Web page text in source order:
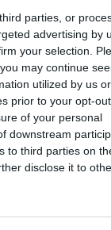
parties, or
advertising by
your selection.
may continue
utilized by us or
prior to your opt-
of your personal
downstream
to third parties on
disclose it to
ze swoim
o
–
rocznicy jego
trackie wystąpienia